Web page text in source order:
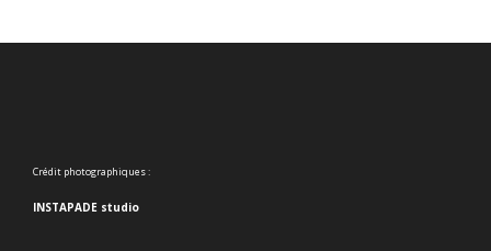
Crédit photographiques :
INSTAPADE studio